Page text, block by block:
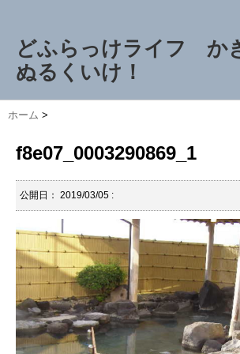
どふらっけライフ か
ぬるくいけ！
ホーム >
f8e07_0003290869_1
公開日： 2019/03/05 :